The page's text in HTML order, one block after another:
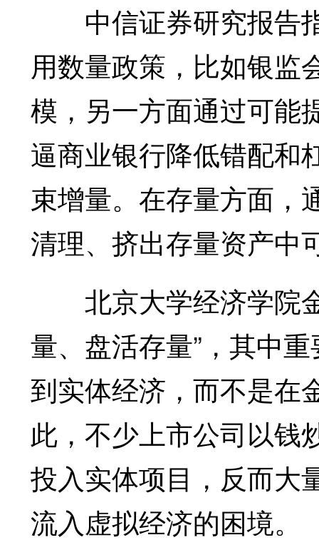
中信证券研究报告
用数量政策，比如银监
模，另一方面通过可能
逼商业银行降低错配和
束增量。在存量方面，
清理、挤出存量资产中
北京大学经济学院金
量、盘活存量”，其中
到实体经济，而不是在
此，不少上市公司以钱
投入实体项目，反而大
流入虚拟经济的困境。